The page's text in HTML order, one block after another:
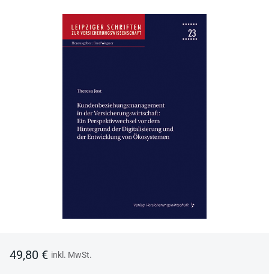
49,80 € inkl. MwSt.